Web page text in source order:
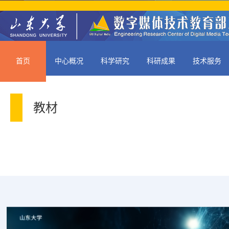
首页 中心概况 科学研究 科研成果 技术服务
教材